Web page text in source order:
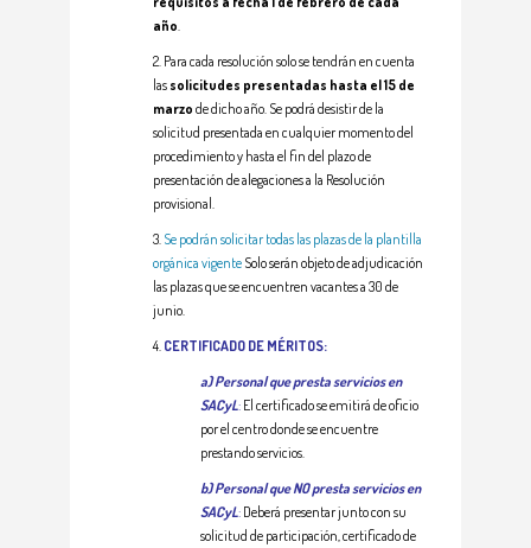
año
2. Para cada resolución solo se tendrán en cuenta
las solicitudes presentadas hasta el 15 de
marzo de dicho año. Se podrá desistir de la
solicitud presentada en cualquier momento del
procedimiento y hasta el fin del plazo de
presentación de alegaciones a la Resolución
provisional.
3. Se podrán solicitar todas las plazas de la plantilla
orgánica vigente Solo serán objeto de adjudicación
las plazas que se encuentren vacantes a 30 de
junio.
4. CERTIFICADO DE MÉRITOS:
a) Personal que presta servicios en
SACyL: El certificado se emitirá de oficio
por el centro donde se encuentre
prestando servicios.
b) Personal que NO presta servicios en
SACyL: Deberá presentar junto con su
solicitud de participación, certificado de